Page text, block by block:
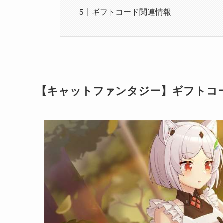
ギフトコード関連情報
【キャットファンタジー】ギフトコ